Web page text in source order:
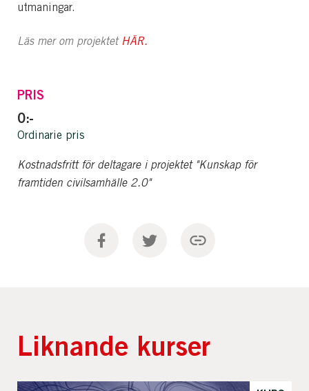
utmaningar.
Läs mer om projektet HÄR.
PRIS
0:-
Ordinarie pris
Kostnadsfritt för deltagare i projektet "Kunskap för
framtiden civilsamhälle 2.0"
Liknande kurser